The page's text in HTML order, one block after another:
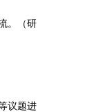
。（研
议题进